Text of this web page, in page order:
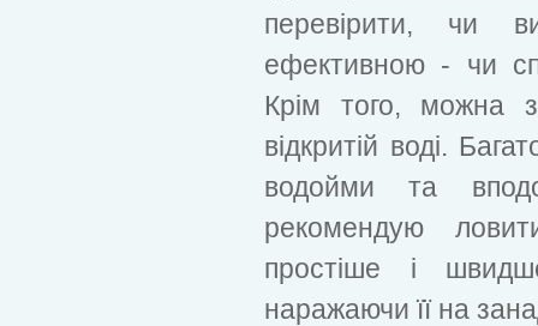
перевірити, чи
ефективною - чи
Крім того, можна
відкритій воді.
водойми та
рекомендую
простіше і
наражаючи її на